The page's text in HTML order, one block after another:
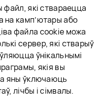
які ствараецца
на камп’ютары або
файла cookie можа
сервер, які стварыў
ўнікальнымі
якія вы
яны ўключаюць
лічбы і сімвалы.